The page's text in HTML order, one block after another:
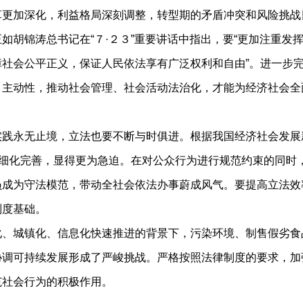
深化，利益格局深刻调整，转型期的矛盾冲突和风险挑战
锦涛总书记在“７·２３”重要讲话中指出，要“更加注重发
会公平正义，保证人民依法享有广泛权利和自由”。进一步
动性，推动社会管理、社会活动法治化，才能为经济社会
无止境，立法也要不断与时俱进。根据我国经济社会发展
化完善，显得更为急迫。在对公众行为进行规范约束的同时
为守法模范，带动全社会依法办事蔚成风气。要提高立法
基础。
镇化、信息化快速推进的背景下，污染环境、制售假劣食
可持续发展形成了严峻挑战。严格按照法律制度的要求，
会行为的积极作用。